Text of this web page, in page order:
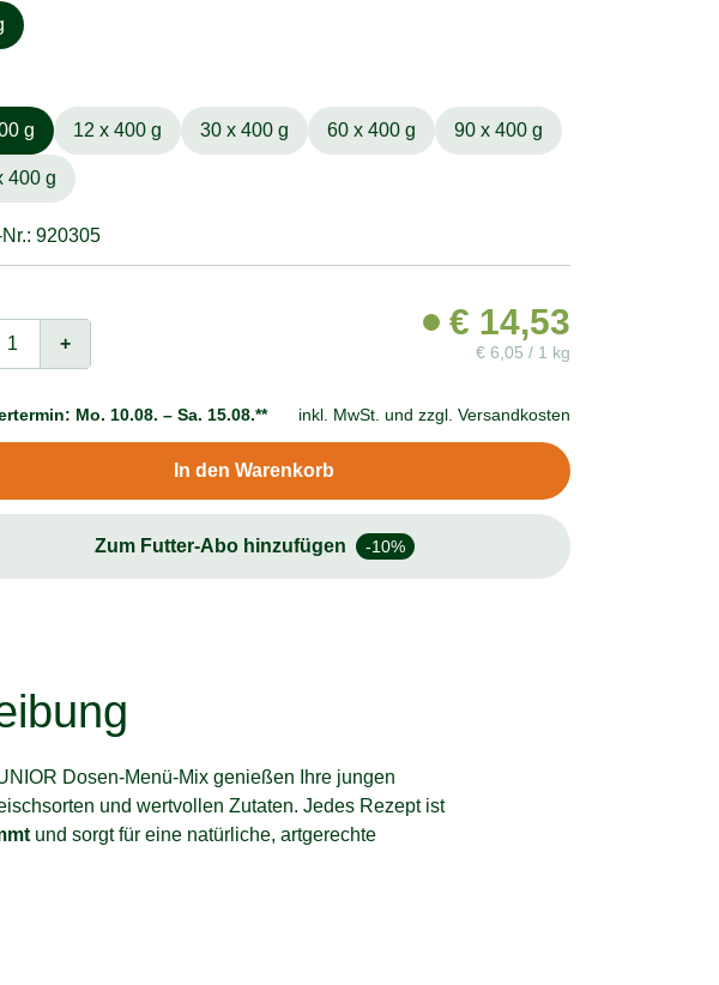
g 12 x 400 g 30 x 400 g 60 x 400 g 90 x 400 g
400 g
920305
+
€ 14,53
€ 6,05 / 1 kg
inkl. MwSt. und zzgl. Versandkosten
Mo. 10.08. – Sa. 15.08.**
In den Warenkorb
Zum Futter-Abo hinzufügen -10%
Dosen-Menü-Mix genießen Ihre jungen
und wertvollen Zutaten. Jedes Rezept ist
und sorgt für eine natürliche, artgerechte